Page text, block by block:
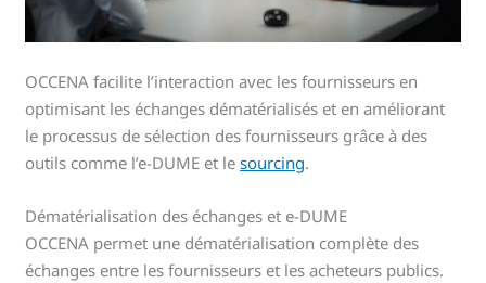
OCCENA facilite l’interaction avec les fournisseurs en
optimisant les échanges dématérialisés et en améliorant
le processus de sélection des fournisseurs grâce à des
outils comme l’e-DUME et lesourcing.
Dématérialisation des échanges et e-DUME
OCCENA permet une dématérialisation complète des
échanges entre les fournisseurs et les acheteurs publics.